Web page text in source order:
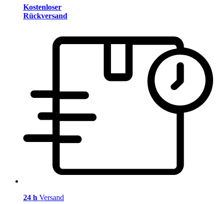
Kostenloser
Rückversand
24 h Versand